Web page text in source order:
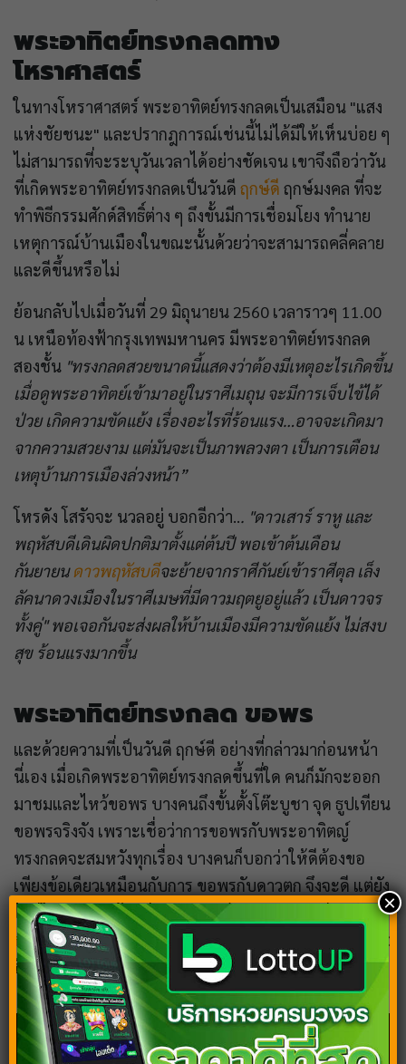
พระอาทิตย์ทรงกลดทาง
โหราศาสตร์
ในทางโหราศาสตร์ พระอาทิตย์ทรงกลดเป็นเสมือน "แสง
แห่งชัยชนะ" และปรากฎการณ์เช่นนี้ไม่ได้มีให้เห็นบ่อย ๆ
ไม่สามารถที่จะระบุวันเวลาได้อย่างชัดเจน เขาจึงถือว่าวัน
ที่เกิดพระอาทิตย์ทรงกลดเป็นวันดี ฤกษ์ดี ฤกษ์มงคล ที่จะ
ทำพิธีกรรมศักด์สิทธิ์ต่าง ๆ ถึงขั้นมีการเชื่อมโยง ทำนาย
เหตุการณ์บ้านเมืองในขณะนั้นด้วยว่าจะสามารถคลี่คลาย
และดีขึ้นหรือไม่
ย้อนกลับไปเมื่อวันที่ 29 มิถุนายน 2560 เวลาราวๆ 11.00
น เหนือท้องฟ้ากรุงเทพมหานคร มีพระอาทิตย์ทรงกลด
สองชั้น "ทรงกลดสวยขนาดนี้แสดงว่าต้องมีเหตุอะไรเกิดขึ้น
เมื่อดูพระอาทิตย์เข้ามาอยู่ในราศีเมถุน จะมีการเจ็บไข้ได้
ป่วย เกิดความขัดแย้ง เรื่องอะไรที่ร้อนแรง…อาจจะเกิดมา
จากความสวยงาม แต่มันจะเป็นภาพลวงตา เป็นการเตือน
เหตุบ้านการเมืองล่วงหน้า”
โหรดัง โสรัจจะ นวลอยู่ บอกอีกว่า... "ดาวเสาร์ ราหู และ
พฤหัสบดีเดินผิดปกติมาตั้งแต่ต้นปี พอเข้าต้นเดือน
กันยายนดาวพฤหัสบดีจะย้ายจากราศีกันย์เข้าราศีตุล เล็ง
ลัคนาดวงเมืองในราศีเมษที่มีดาวมฤตยูอยู่แล้ว เป็นดาวจร
ทั้งคู่" พอเจอกันจะส่งผลให้บ้านเมืองมีความขัดแย้ง ไม่สงบ
สุข ร้อนแรงมากขึ้น
พระอาทิตย์ทรงกลด ขอพร
และด้วยความที่เป็นวันดี ฤกษ์ดี อย่างที่กล่าวมาก่อนหน้า
นี่เอง เมื่อเกิดพระอาทิตย์ทรงกลดขึ้นที่ใด คนก็มักจะออก
มาชมและไหว้ขอพร บางคนถึงขั้นตั้งโต๊ะบูชา จุด ธูปเทียน
ขอพรจริงจัง เพราะเชื่อว่าการขอพรกับพระอาทิตญ์
ทรงกลดจะสมหวังทุกเรื่อง บางคนก็บอกว่าให้ดีต้องขอ
เพียงข้อเดียวเหมือนกับการ ขอพรกับดาวตก จึงจะดี แต่ยัง
ไม่มีใครบอกว่าห้ามชี้พระอาทิตย์ทรงกลด เช่นเดียวกับ
ห้ามชี้ดาวตกหรือรุ้งกินน้ำ เพราะอาจทำให้ไม่สมหวังหรือ
มือกุด
×